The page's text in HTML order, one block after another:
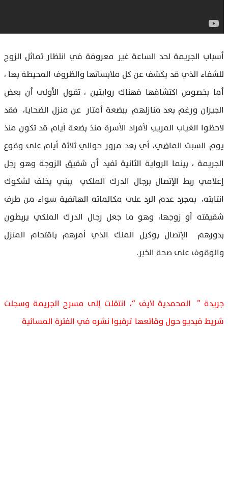
أسباب الجريمة لحد الساعة غير معروفة في انتظار تماثل الزوج
للشفاء الذي قد يكشف عن كل ملابساتها والظروف المحيطة بها ،
أما بخصوص اكتشافها فهناك روايتين ، تقول الأولى أن بعض
الجيران ورغم بعد منازلهم ببضعة أمتار عن منزل الضحايا، فقد
لاحظوا الغياب المريب لأفراد الأسرة منذ بضعة أيام قد تكون منذ
يوم السبت الماضي، أي بعد مرور حوالي ثلاثة أيام على وقوع
الجريمة ، بينما الرواية الثانية تفيد أن شقيق الزوجة وهو رجل
إعلامي ربط الإتصال برجال الدرك الملكي ببني يخلف لشكوك
انتابته، بمجرد عدم الرد على مكالماته الهاتفية سواء من طرف
شقيقته أو زوجها، وهو ما جعل رجال الدرك الملكي يربطون
بدورهم الإتصال بوكيل الملك الذي أمرهم باقتحام المنزل
والوقوف على صحة الخبر.
جريدة ” المحمدية لايف “، انتقلت إلى مسرح الجريمة وسجلت
شريط فيديو حول وقائعها ترقبوا نشره في الفترة المسائية